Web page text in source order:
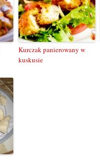
Kurczak panierowany w
kuskusie